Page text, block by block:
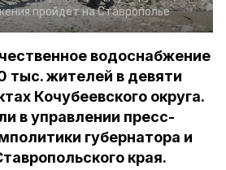
пройдёт на Ставрополье
водоснабжение
тыс. жителей в девяти
Кочубеевского округа.
в управлении пресс-
губернатора и
края.